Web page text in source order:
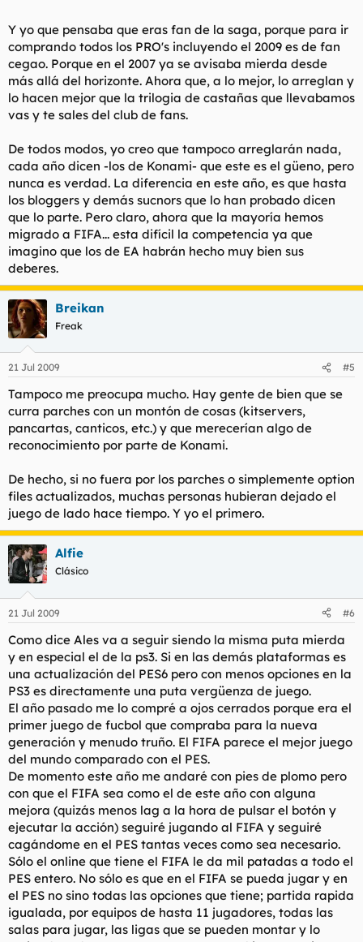
Ahora según he leido han añadido poderes especiales en
tarjetas a los jugadores buenos, en plan pokemon. Sumale a
esta verguenza que cada año quitan mas opciones (los
entrenamientos con conos, los partidos de All Star que la mitad
ni habreis jugado en vuestra puta vida porque sois canis, etc),
ademas de que cada vez hay mas bugs de goles automaticos y
que siguen haciendo las estadisticas de los jugadores no cracks
una puta mierda convirtiendose desde hace 6 años mas o
Este año se lo va a comprar su puta madre.
Y yo que pensaba que eras fan de la saga, porque para ir
comprando todos los PRO's incluyendo el 2009 es de fan
cegao. Porque en el 2007 ya se avisaba mierda desde
más allá del horizonte. Ahora que, a lo mejor, lo arreglan y
lo hacen mejor que la trilogia de castañas que llevabamos
vas y te sales del club de fans.
De todos modos, yo creo que tampoco arreglarán nada,
cada año dicen -los de Konami- que este es el güeno, pero
nunca es verdad. La diferencia en este año, es que hasta
los bloggers y demás sucnors que lo han probado dicen
que lo parte. Pero claro, ahora que la mayoría hemos
migrado a FIFA... esta difícil la competencia ya que
imagino que los de EA habrán hecho muy bien sus
deberes.
Breikan
Freak
21 Jul 2009 #5
Tampoco me preocupa mucho. Hay gente de bien que se
curra parches con un montón de cosas (kitservers,
pancartas, canticos, etc.) y que merecerían algo de
reconocimiento por parte de Konami.
De hecho, si no fuera por los parches o simplemente option
files actualizados, muchas personas hubieran dejado el
juego de lado hace tiempo. Y yo el primero.
Alfie
Clásico
21 Jul 2009 #6
Como dice Ales va a seguir siendo la misma puta mierda
y en especial el de la ps3. Si en las demás plataformas es
una actualización del PES6 pero con menos opciones en la
PS3 es directamente una puta vergüenza de juego.
El año pasado me lo compré a ojos cerrados porque era el
primer juego de fucbol que compraba para la nueva
generación y menudo truño. El FIFA parece el mejor juego
del mundo comparado con el PES.
De momento este año me andaré con pies de plomo pero
con que el FIFA sea como el de este año con alguna
mejora (quizás menos lag a la hora de pulsar el botón y
ejecutar la acción) seguiré jugando al FIFA y seguiré
cagándome en el PES tantas veces como sea necesario.
Sólo el online que tiene el FIFA le da mil patadas a todo el
PES entero. No sólo es que en el FIFA se pueda jugar y en
el PES no sino todas las opciones que tiene; partida rapida
igualada, por equipos de hasta 11 jugadores, todas las
salas para jugar, las ligas que se pueden montar y lo